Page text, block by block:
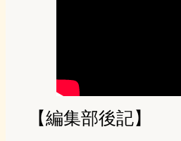
【編集部後記】